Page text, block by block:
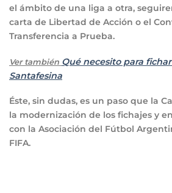
el ámbito de una liga a otra,
carta de Libertad de Acción o el
Transferencia a Prueba.
Ver también Qué necesito para
Santafesina
Éste, sin dudas, es un paso que la
la modernización de los fichajes y
con la Asociación del Fútbol
FIFA.